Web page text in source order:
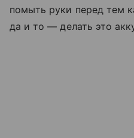
помыть руки перед тем
да и то — делать это